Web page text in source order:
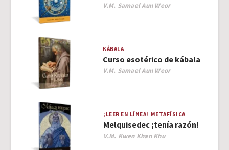
Author
V.M. Samael Aun Weor
KÁBALA
Curso esotérico de kábala
Author
V.M. Samael Aun Weor
¡LEER EN LÍNEA! METAFÍSICA
Melquisedec ¡tenía razón!
Author
V.M. Kwen Khan Khu